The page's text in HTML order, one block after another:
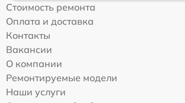
Стоимость ремонта
Оплата и доставка
Контакты
Вакансии
О компании
Ремонтируемые модели
Наши услуги